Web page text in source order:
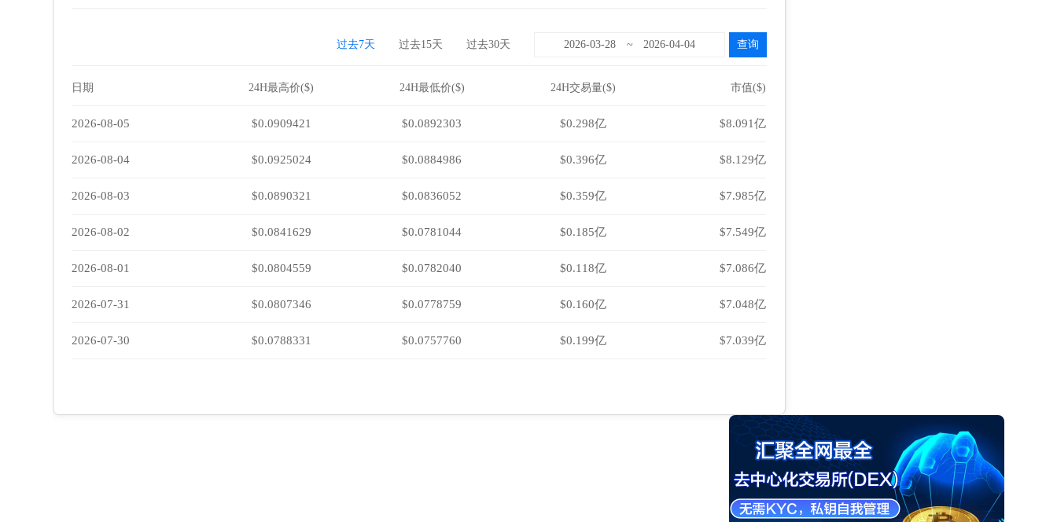
~
过去30天
过去15天
过去7天
日期 24H最高价($) 24H最低价($) 24H交易量($) 市值($)
2026-08-05 $0.0909421 $0.0892303 $0.298亿 $8.091亿
2026-08-04 $0.0925024 $0.0884986 $0.396亿 $8.129亿
2026-08-03 $0.0890321 $0.0836052 $0.359亿 $7.985亿
2026-08-02 $0.0841629 $0.0781044 $0.185亿 $7.549亿
2026-08-01 $0.0804559 $0.0782040 $0.118亿 $7.086亿
2026-07-31 $0.0807346 $0.0778759 $0.160亿 $7.048亿
2026-07-30 $0.0788331 $0.0757760 $0.199亿 $7.039亿